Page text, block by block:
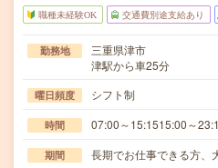
職種未経験OK 交通費別途支給あり
勤務地
三重県津市
津駅から車25分
曜日頻度 シフト制
時間 07:00～15:1515:00～
期間 長期でお仕事できる方、